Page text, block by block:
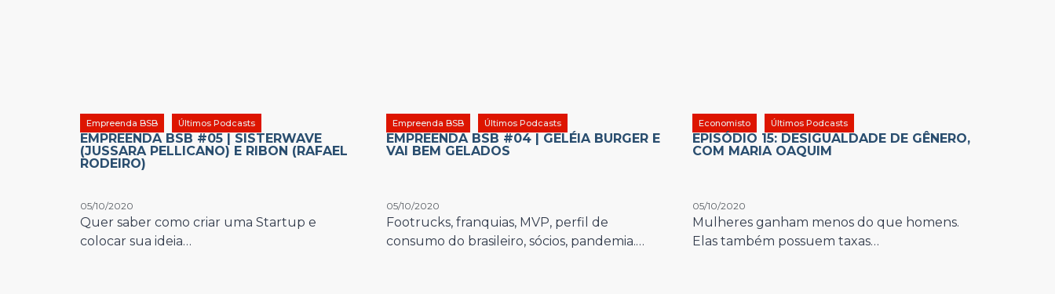
Empreenda BSB Últimos Podcasts
EMPREENDA BSB #05 | SISTERWAVE
(JUSSARA PELLICANO) E RIBON (RAFAEL
RODEIRO)
05/10/2020
Quer saber como criar uma Startup e
colocar sua ideia…
Empreenda BSB Últimos Podcasts
EMPREENDA BSB #04 | GELÉIA BURGER E
VAI BEM GELADOS
05/10/2020
Footrucks, franquias, MVP, perfil de
consumo do brasileiro, sócios, pandemia.…
Economisto Últimos Podcasts
EPISÓDIO 15: DESIGUALDADE DE GÊNERO,
COM MARIA OAQUIM
05/10/2020
Mulheres ganham menos do que homens.
Elas também possuem taxas…